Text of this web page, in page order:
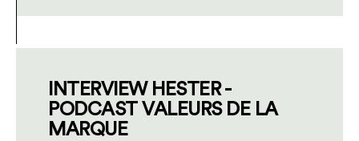
INTERVIEW HESTER -
PODCAST VALEURS DE LA
MARQUE